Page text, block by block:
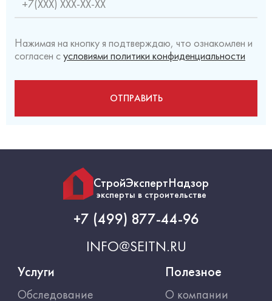
Нажимая на кнопку я подтверждаю, что ознакомлен и
согласен сусловиями политики конфиденциальности
СтройЭкспертНадзор
эксперты в строительстве
+7 (499) 877-44-96
INFO@SEITN.RU
Услуги
Обследование
Полезное
О компании